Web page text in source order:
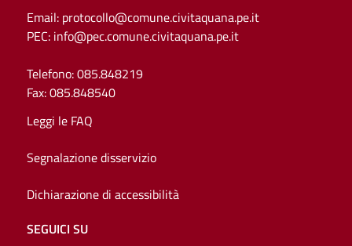
Email: protocollo@comune.civitaquana.pe.it
PEC: info@pec.comune.civitaquana.pe.it
Telefono:085.848219
Fax:085.848540
Leggi le FAQ
Segnalazione disservizio
Dichiarazione di accessibilità
SEGUICI SU